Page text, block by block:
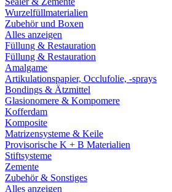
Wurzelfüllmaterialien
Zubehör und Boxen
Alles anzeigen
Füllung & Restauration
Füllung & Restauration
Amalgame
Artikulationspapier, Occlufolie, -sprays
Bondings & Ätzmittel
Glasionomere & Kompomere
Kofferdam
Komposite
Matrizensysteme & Keile
Provisorische K + B Materialien
Stiftsysteme
Zemente
Zubehör & Sonstiges
Alles anzeigen